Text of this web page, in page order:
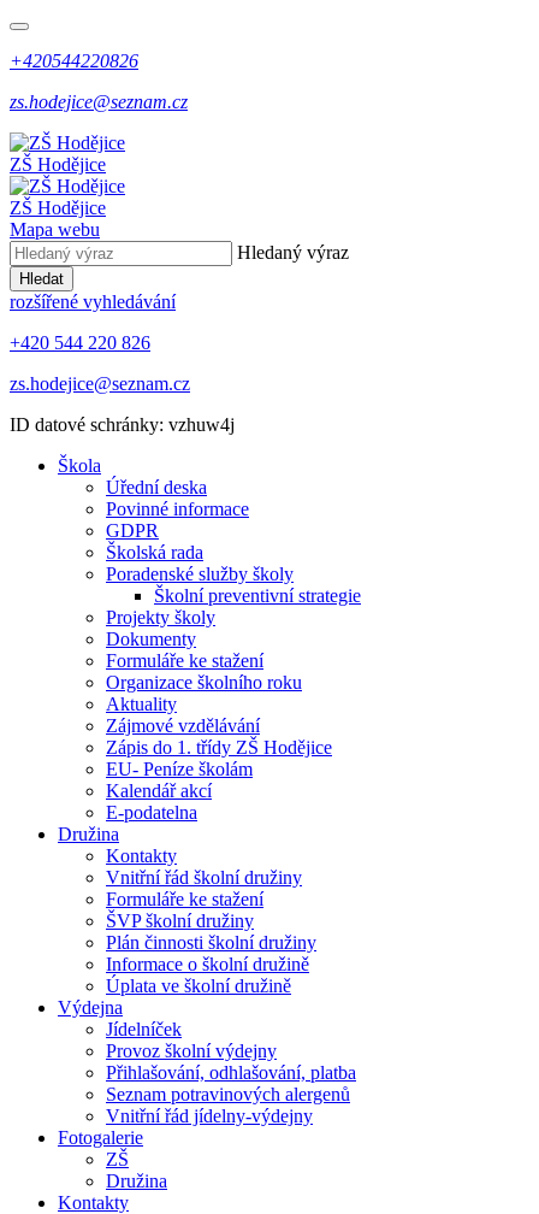
+420544220826
zs.hodejice@seznam.cz
ZŠ Hodějice
ZŠ Hodějice
Mapa webu
Hledaný výraz
Hledat
rozšířené vyhledávání
+420 544 220 826
zs.hodejice@seznam.cz
ID datové schránky: vzhuw4j
Škola
Úřední deska
Povinné informace
GDPR
Školská rada
Poradenské služby školy
Školní preventivní strategie
Projekty školy
Dokumenty
Formuláře ke stažení
Organizace školního roku
Aktuality
Zájmové vzdělávání
Zápis do 1. třídy ZŠ Hodějice
EU- Peníze školám
Kalendář akcí
E-podatelna
Družina
Kontakty
Vnitřní řád školní družiny
Formuláře ke stažení
ŠVP školní družiny
Plán činnosti školní družiny
Informace o školní družině
Úplata ve školní družině
Výdejna
Jídelníček
Provoz školní výdejny
Přihlašování, odhlašování, platba
Seznam potravinových alergenů
Vnitřní řád jídelny-výdejny
Fotogalerie
ZŠ
Družina
Kontakty